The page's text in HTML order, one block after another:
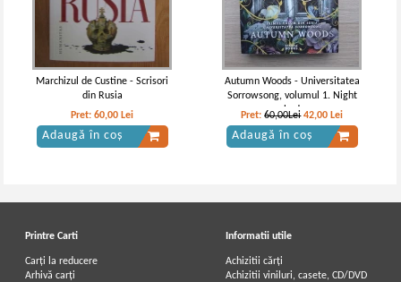
Marchizul de Custine - Scrisori
din Rusia
Pret:60,00 Lei
Adaugă în coș
Autumn Woods - Universitatea
Sorrowsong, volumul 1. Night
shade
Pret:60,00Lei 42,00 Lei
Adaugă în coș
Printre Carti
Carți la reducere
Arhivă carți
Informatii utile
Achizitii cărți
Achizitii viniluri, casete, CD/DVD